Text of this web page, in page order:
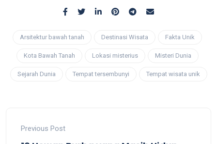
Arsitektur bawah tanah Destinasi Wisata Fakta Unik
Kota Bawah Tanah Lokasi misterius Misteri Dunia
Sejarah Dunia Tempat tersembunyi Tempat wisata unik
Previous Post